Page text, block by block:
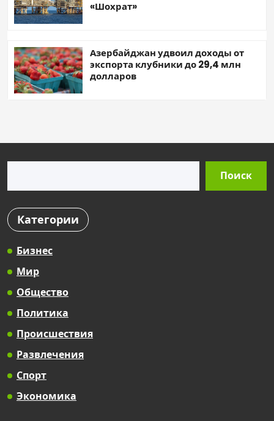
«Шохрат»
Азербайджан удвоил доходы от
экспорта клубники до 29,4 млн
долларов
Поиск
Категории
Бизнес
Мир
Общество
Политика
Происшествия
Развлечения
Спорт
Экономика